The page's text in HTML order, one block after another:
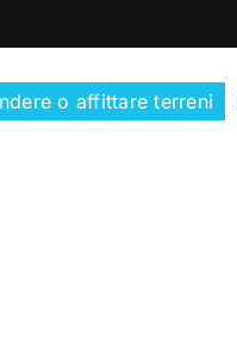
o affittare terreni